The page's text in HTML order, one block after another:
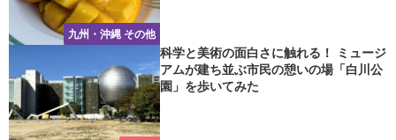
九州・沖縄 その他
科学と美術の面白さに触れる！ ミュージ
アムが建ち並ぶ市民の憩いの場「白川公
園」を歩いてみた